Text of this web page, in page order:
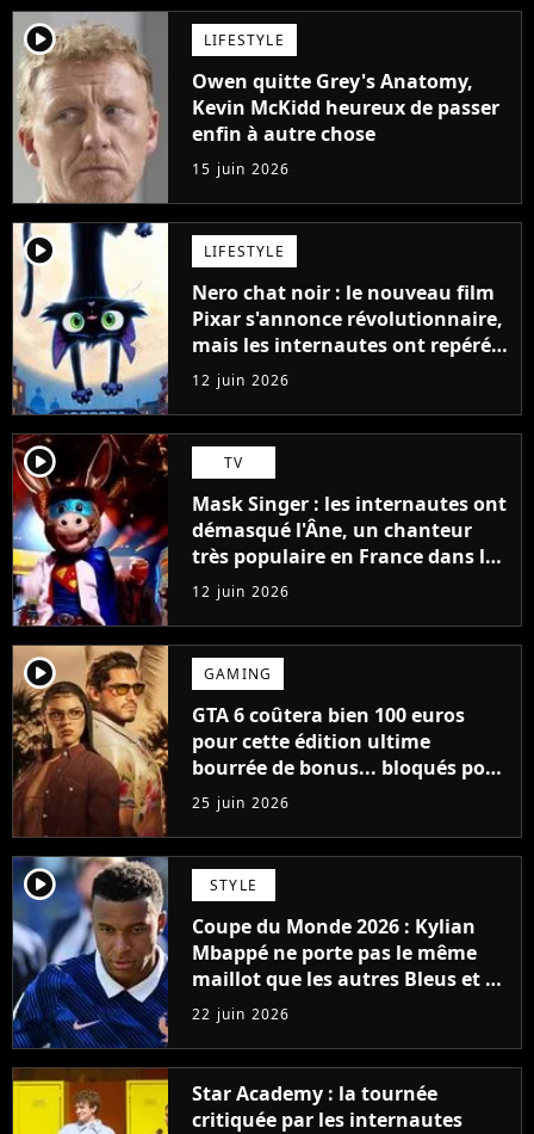
player2 LIFESTYLE
Owen quitte Grey's Anatomy,
Kevin McKidd heureux de passer
enfin à autre chose
15 juin 2026
player2 LIFESTYLE
Nero chat noir : le nouveau film
Pixar s'annonce révolutionnaire,
mais les internautes ont repéré
quelque chose d'étrange sur les
premières images
12 juin 2026
player2 TV
Mask Singer : les internautes ont
démasqué l'Âne, un chanteur
très populaire en France dans les
années 2000
12 juin 2026
player2 GAMING
GTA 6 coûtera bien 100 euros
pour cette édition ultime
bourrée de bonus... bloqués pour
les autres joueurs
25 juin 2026
player2 STYLE
Coupe du Monde 2026 : Kylian
Mbappé ne porte pas le même
maillot que les autres Bleus et y
a une bonne raison
22 juin 2026
Star Academy : la tournée
critiquée par les internautes